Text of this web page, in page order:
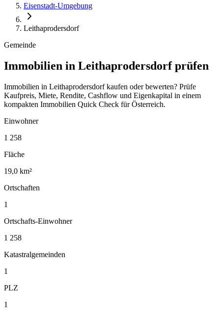
Eisenstadt-Umgebung
Leithaprodersdorf
Gemeinde
Immobilien in Leithaprodersdorf prüfen
Immobilien in Leithaprodersdorf kaufen oder bewerten? Prüfe
Kaufpreis, Miete, Rendite, Cashflow und Eigenkapital in einem
kompakten Immobilien Quick Check für Österreich.
Einwohner
1 258
Fläche
19,0 km²
Ortschaften
1
Ortschafts-Einwohner
1 258
Katastralgemeinden
1
PLZ
1